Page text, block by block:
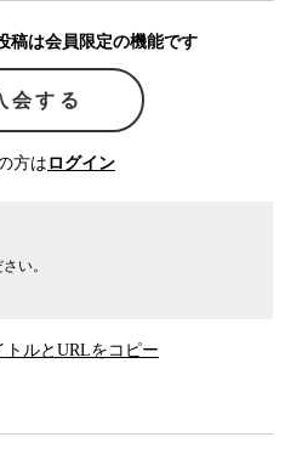
来はデフレを止めるのは日銀の
もって「物価の安定」とするか
れているため、日銀は現在の緩
ている」と判断し、自らの責任
性が高いという。
がちょうどいいと考えているの
、田中氏を始めとする多くのエ
去10年あまりのデフレは、実は
する田中氏は日銀の政策を「デ
。
な施策をとれていないとして、
稿は会員限定の機能です
会する
方は ログイン
い。
トルとURLをコピー